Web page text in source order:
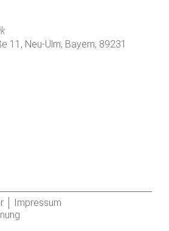
11, Neu-Ulm, Bayern, 89231
Impressum